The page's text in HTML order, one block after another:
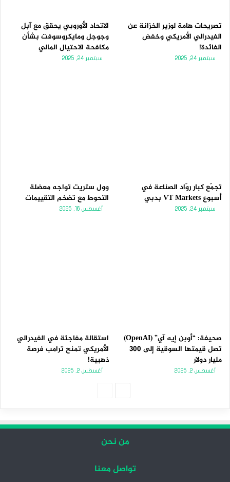
تصريحات هامة لوزير الخزانة عن
الفيدرالي الأمريكي وخفض
الفائدة!
سبتمبر 24, 2025
الاتحاد الأوروبي يحقق مع آبل
وجوجل ومايكروسوفت بشأن
مكافحة الاحتيال المالي
سبتمبر 24, 2025
تجمّع كبار روّاد الصناعة في
أسبوع VT Markets بدبي
سبتمبر 24, 2025
وول ستريت تواجه معضلة
التحوط مع تضخم التقييمات
أغسطس 16, 2025
صحيفة: “أوبن إيه آي” (OpenAI)
تصل قيمتها السوقية إلى 300
مليار دولار
أغسطس 2, 2025
استقالة مفاجئة في الفيدرالي
الأمريكي تمنح ترامب فرصة
ذهبية!
أغسطس 2, 2025
من نحن
تواصل معنا